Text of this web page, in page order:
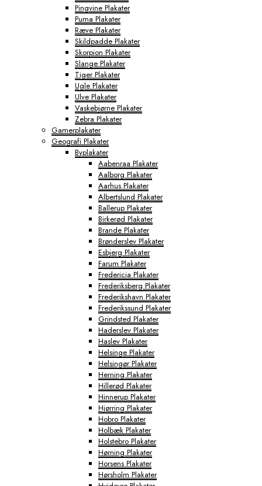
Pingvine Plakater
Puma Plakater
Ræve Plakater
Skildpadde Plakater
Skorpion Plakater
Slange Plakater
Tiger Plakater
Ugle Plakater
Ulve Plakater
Vaskebjørne Plakater
Zebra Plakater
Gamerplakater
Geografi Plakater
Byplakater
Aabenraa Plakater
Aalborg Plakater
Aarhus Plakater
Albertslund Plakater
Ballerup Plakater
Birkerød Plakater
Brande Plakater
Brønderslev Plakater
Esbjerg Plakater
Farum Plakater
Fredericia Plakater
Frederiksberg Plakater
Frederikshavn Plakater
Frederikssund Plakater
Grindsted Plakater
Haderslev Plakater
Haslev Plakater
Helsinge Plakater
Helsingør Plakater
Herning Plakater
Hillerød Plakater
Hinnerup Plakater
Hjørring Plakater
Hobro Plakater
Holbæk Plakater
Holstebro Plakater
Hørning Plakater
Horsens Plakater
Hørsholm Plakater